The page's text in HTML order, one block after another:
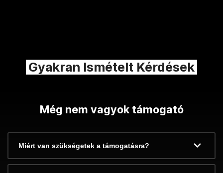
Gyakran Ismételt Kérdések
Még nem vagyok támogató
Miért van szükségetek a támogatásra?